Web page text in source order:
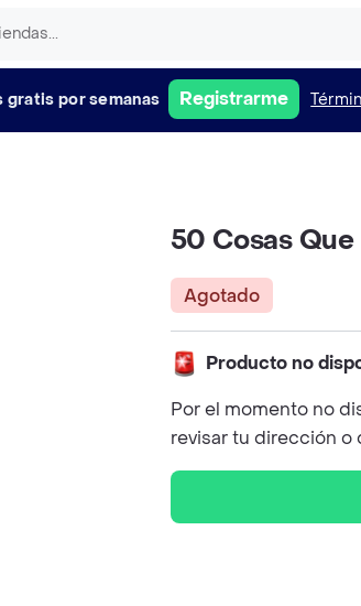
gratis por semanas Registrarme
50 Cosas
Agotado
Producto no
Por el momento no
revisar tu dirección